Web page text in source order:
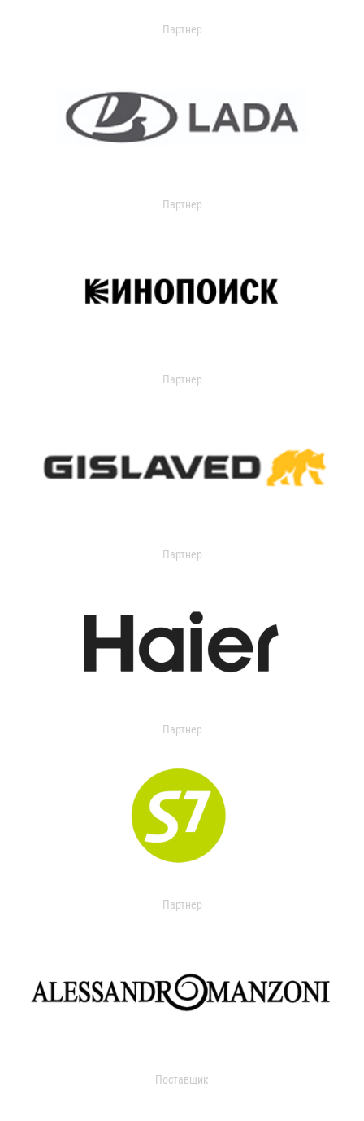
Партнер
Партнер
Партнер
Партнер
Партнер
Партнер
Поставщик